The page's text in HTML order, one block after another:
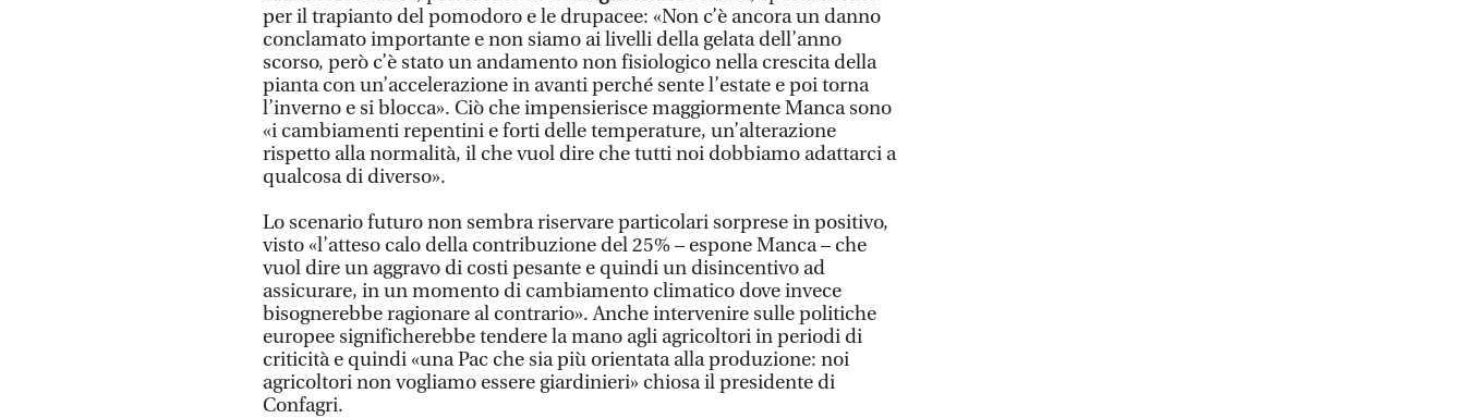
per il trapianto del pomodoro e le drupacee: «Non c’è ancora un danno
conclamato importante e non siamo ai livelli della gelata dell’anno
scorso, però c’è stato un andamento non fisiologico nella crescita della
pianta con un’accelerazione in avanti perché sente l’estate e poi torna
l’inverno e si blocca». Ciò che impensierisce maggiormente Manca sono
«i cambiamenti repentini e forti delle temperature, un’alterazione
rispetto alla normalità, il che vuol dire che tutti noi dobbiamo adattarci a
qualcosa di diverso».
Lo scenario futuro non sembra riservare particolari sorprese in positivo,
visto «l’atteso calo della contribuzione del 25% – espone Manca – che
vuol dire un aggravo di costi pesante e quindi un disincentivo ad
assicurare, in un momento di cambiamento climatico dove invece
bisognerebbe ragionare al contrario». Anche intervenire sulle politiche
europee significherebbe tendere la mano agli agricoltori in periodi di
criticità e quindi «una Pac che sia più orientata alla produzione: noi
agricoltori non vogliamo essere giardinieri» chiosa il presidente di
Confagri.